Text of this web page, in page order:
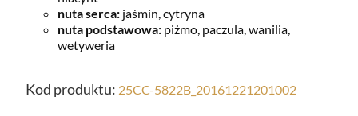
nuta serca: jaśmin, cytryna
nuta podstawowa: piżmo, paczula, wanilia,
wetyweria
Kod produktu: 25CC-5822B_20161221201002